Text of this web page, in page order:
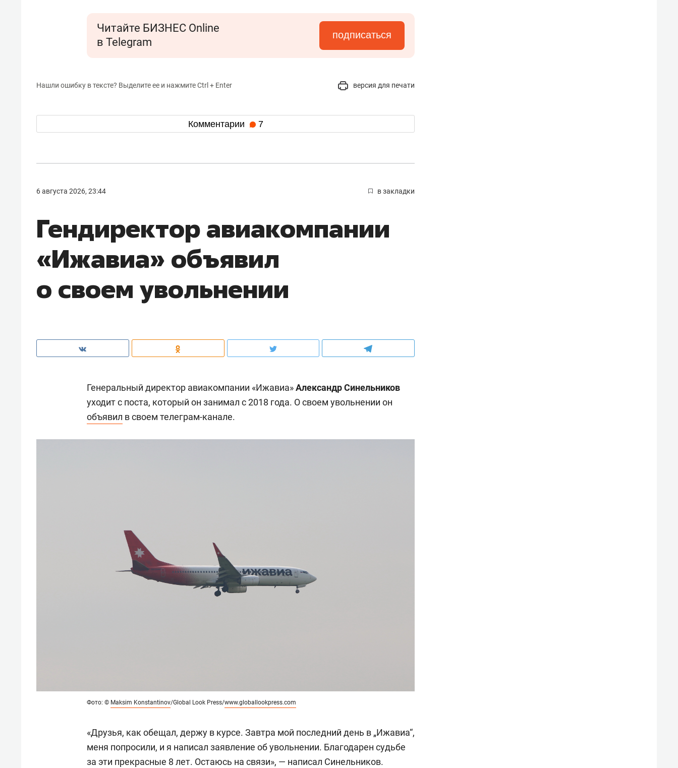
Читайте БИЗНЕС Online
в Telegram
подписаться
Нашли ошибку в тексте? Выделите ее и нажмите Ctrl + Enter версия для печати
Комментарии 7
6 августа 2026, 23:44 в закладки
Гендиректор авиакомпании
«Ижавиа» объявил
о своем увольнении
Генеральный директор авиакомпании «Ижавиа»Александр Синельников
уходит с поста, который он занимал с 2018 года. О своем увольнении он
объявил в своем телеграм-канале.
Фото: © Maksim Konstantinov/Global Look Press/www.globallookpress.com
«Друзья, как обещал, держу в курсе. Завтра мой последний день в „Ижавиа“,
меня попросили, и я написал заявление об увольнении. Благодарен судьбе
за эти прекрасные 8 лет. Остаюсь на связи», — написал Синельников.